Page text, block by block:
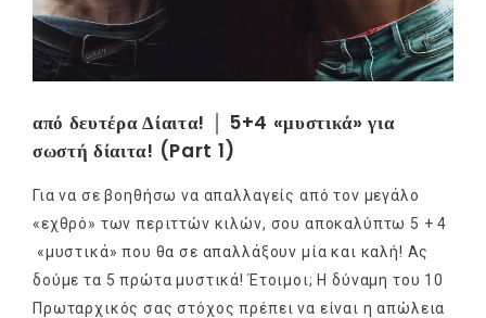
από δευτέρα Δίαιτα! │ 5+4 «μυστικά» για
σωστή δίαιτα! (Part 1)
Για να σε βοηθήσω να απαλλαγείς από τον μεγάλο
«εχθρό» των περιττών κιλών, σου αποκαλύπτω 5 + 4
«μυστικά» που θα σε απαλλάξουν μία και καλή! Ας
δούμε τα 5 πρώτα μυστικά! Έτοιμοι; Η δύναμη του 10
Πρωταρχικός σας στόχος πρέπει να είναι η απώλεια